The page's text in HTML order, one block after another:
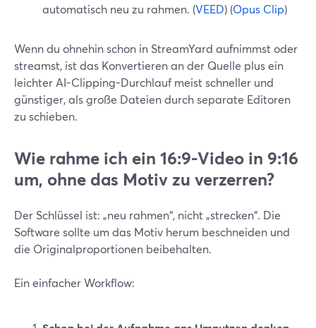
automatisch neu zu rahmen. (VEED) (Opus Clip)
Wenn du ohnehin schon in StreamYard aufnimmst oder
streamst, ist das Konvertieren an der Quelle plus ein
leichter AI-Clipping-Durchlauf meist schneller und
günstiger, als große Dateien durch separate Editoren
zu schieben.
Wie rahme ich ein 16:9-Video in 9:16
um, ohne das Motiv zu verzerren?
Der Schlüssel ist: „neu rahmen“, nicht „strecken“. Die
Software sollte um das Motiv herum beschneiden und
die Originalproportionen beibehalten.
Ein einfacher Workflow: